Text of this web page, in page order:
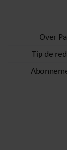
partners voor
informatie die
verzameld op
gebruiken.
Over
Tip de